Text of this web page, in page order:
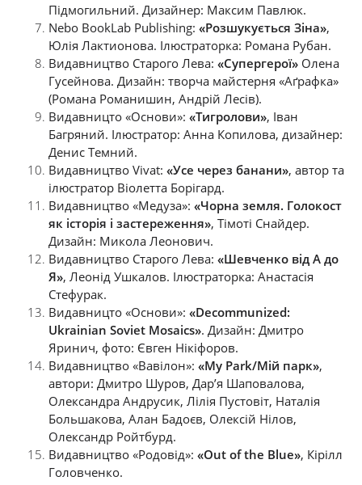
Підмогильний. Дизайнер: Максим Павлюк.
Nebo BookLab Publishing: «Розшукується Зіна»,
Юлія Лактионова. Ілюстраторка: Романа Рубан.
Видавництво Старого Лева: «Супергерої» Олена
Гусейнова. Дизайн: творча майстерня «Аґрафка»
(Романа Романишин, Андрій Лесів).
Видавницто «Основи»: «Тигролови», Іван
Багряний. Ілюстратор: Анна Копилова, дизайнер:
Денис Темний.
Видавництво Vivat: «Усе через банани», автор та
ілюстратор Віолетта Борігард.
Видавництво «Медуза»: «Чорна земля. Голокост
як історія і застереження», Тімоті Снайдер.
Дизайн: Микола Леонович.
Видавництво Старого Лева: «Шевченко від А до
Я», Леонід Ушкалов. Ілюстраторка: Анастасія
Стефурак.
Видавницто «Основи»: «Decommunized:
Ukrainian Soviet Mosaics». Дизайн: Дмитро
Яринич, фото: Євген Нікіфоров.
Видавництво «Вавілон»: «My Park/Мій парк»,
автори: Дмитро Шуров, Дар’я Шаповалова,
Олександра Андрусик, Лілія Пустовіт, Наталія
Большакова, Алан Бадоєв, Олексій Нілов,
Олександр Ройтбурд.
Видавництво «Родовід»: «Out of the Blue», Кірілл
Головченко.